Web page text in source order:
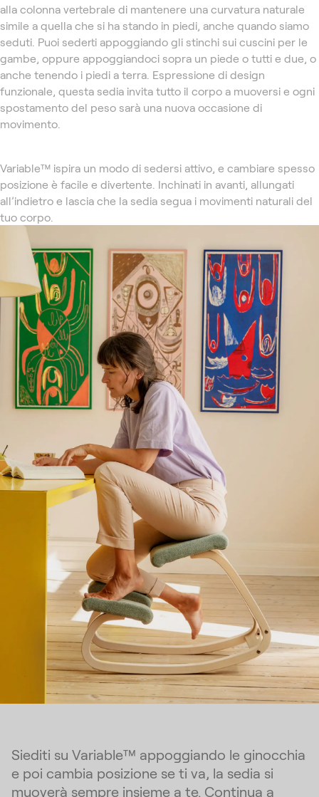
alla colonna vertebrale di mantenere una curvatura naturale
simile a quella che si ha stando in piedi, anche quando siamo
seduti. Puoi sederti appoggiando gli stinchi sui cuscini per le
gambe, oppure appoggiandoci sopra un piede o tutti e due, o
anche tenendo i piedi a terra. Espressione di design
funzionale, questa sedia invita tutto il corpo a muoversi e ogni
spostamento del peso sarà una nuova occasione di
movimento.
Variable™ ispira un modo di sedersi attivo, e cambiare spesso
posizione è facile e divertente. Inchinati in avanti, allungati
all’indietro e lascia che la sedia segua i movimenti naturali del
tuo corpo.
Siediti su Variable™ appoggiando le ginocchia
e poi cambia posizione se ti va, la sedia si
muoverà sempre insieme a te. Continua a